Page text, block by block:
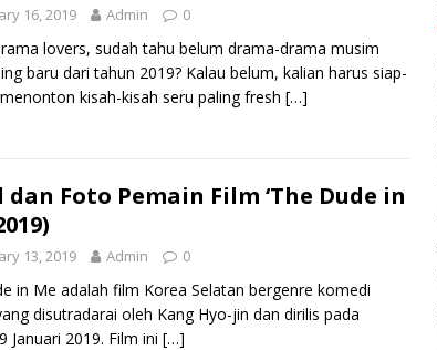
16, 2019 Admin 0
lovers, sudah tahu belum drama-drama musim
baru dari tahun 2019? Kalau belum, kalian harus siap-
kisah-kisah seru paling fresh […]
dan Foto Pemain Film ‘The Dude in
13, 2019 Admin 0
in Me adalah film Korea Selatan bergenre komedi
disutradarai oleh Kang Hyo-jin dan dirilis pada
Januari 2019. Film ini […]